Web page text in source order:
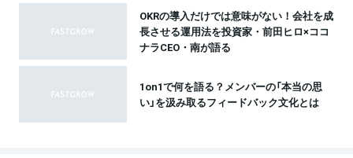
OKRの導入だけでは意味がない！会社を成
長させる運用法を投資家・前田ヒロ×ココ
ナラCEO・南が語る
1on1で何を語る？メンバーの「本当の思
い」を汲み取るフィードバック文化とは